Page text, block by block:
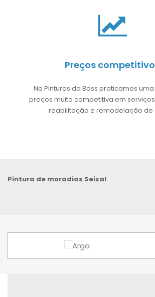
Preços
Na Pinturas do Boss praticamos
preços muito competitiva em
reabilitação e remodelação de
Pintura de moradias Seixal